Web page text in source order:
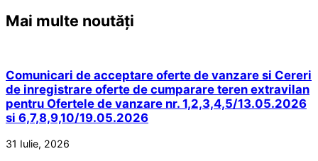
Mai multe noutăți
Comunicari de acceptare oferte de vanzare si Cereri
de inregistrare oferte de cumparare teren extravilan
pentru Ofertele de vanzare nr. 1,2,3,4,5/13.05.2026
si 6,7,8,9,10/19.05.2026
31 Iulie, 2026